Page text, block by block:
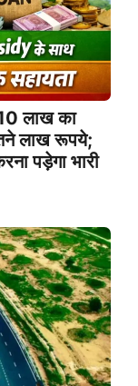
लाख का
लाख रूपये;
पड़ेगा भारी